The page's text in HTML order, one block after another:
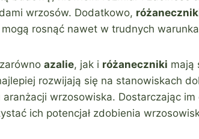
wrzosów. Dodatkowo,
rosnąć nawet w trudnych
azalie, jak i różaneczniki mają
rozwijają się na stanowiskach
wrzosowiska. Dostarczając
ich potencjał zdobienia